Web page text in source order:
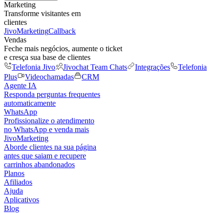
Marketing
Transforme visitantes em
clientes
JivoMarketingCallback
Vendas
Feche mais negócios, aumente o ticket
e cresça sua base de clientes
Telefonia Jivo
Jivochat Team Chats Integrações
Telefonia
Plus
Videochamadas
CRM
Agente IA
Responda perguntas frequentes
automaticamente
WhatsApp
Profissionalize o atendimento
no WhatsApp e venda mais
JivoMarketing
Aborde clientes na sua página
antes que saiam e recupere
carrinhos abandonados
Planos
Afiliados
Ajuda
Aplicativos
Blog